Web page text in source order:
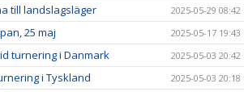
till landslagsläger 2025-05-29 08:42
25 maj 2025-05-17 19:43
turnering i Danmark 2025-05-03 20:42
i Tyskland 2025-05-03 20:18